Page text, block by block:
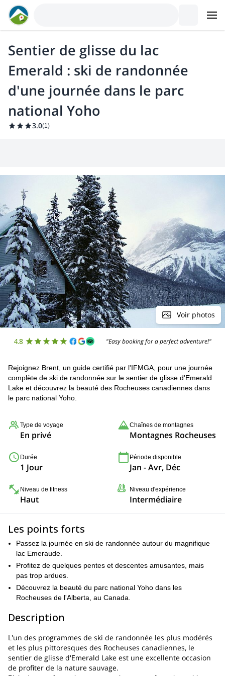
Sentier de glisse du lac
Emerald : ski de randonnée
d'une journée dans le parc
national Yoho
3.0(1)
Voir photos
4.8 "Easy booking for a perfect adventure!"
Rejoignez Brent, un guide certifié par l'IFMGA, pour une journée
complète de ski de randonnée sur le sentier de glisse d'Emerald
Lake et découvrez la beauté des Rocheuses canadiennes dans
le parc national Yoho.
Type de voyage
En privé
Chaînes de montagnes
Montagnes Rocheuses
Durée
1 Jour
Période disponible
Jan - Avr, Déc
Niveau de fitness
Haut
Niveau d'expérience
Intermédiaire
Les points forts
Passez la journée en ski de randonnée autour du magnifique
lac Emeraude.
Profitez de quelques pentes et descentes amusantes, mais
pas trop ardues.
Découvrez la beauté du parc national Yoho dans les
Rocheuses de l'Alberta, au Canada.
Description
L'un des programmes de ski de randonnée les plus modérés
et les plus pittoresques des Rocheuses canadiennes, le
sentier de glisse d'Emerald Lake est une excellente occasion
de profiter de la nature sauvage.